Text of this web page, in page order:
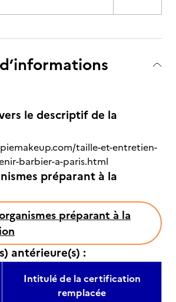
le descriptif de la
taille-et-entretien-
barbier-a-paris.html
préparant à la
préparant à la
antérieure(s) :
Intitulé de la certification
remplacée